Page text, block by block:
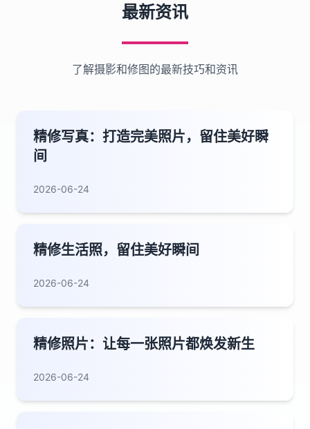
最新资讯
了解摄影和修图的最新技巧和资讯
精修写真：打造完美照片，留住美好瞬
间
2026-06-24
精修生活照，留住美好瞬间
2026-06-24
精修照片：让每一张照片都焕发新生
2026-06-24